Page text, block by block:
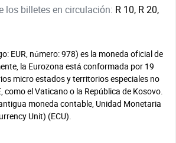
los billetes en circulación: R 10, R 20,
EUR, número: 978) es la moneda oficial de
la Eurozona está conformada por 19
micro estados y territorios especiales no
como el Vaticano o la República de Kosovo.
moneda contable, Unidad Monetaria
Unit) (ECU).